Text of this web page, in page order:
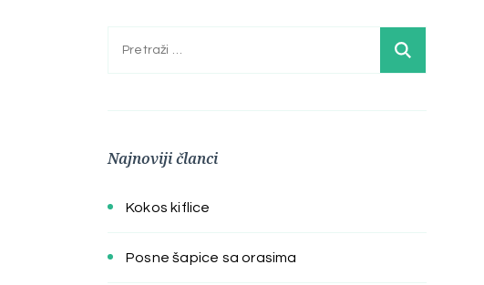
Pretraga:
Najnoviji članci
Kokos kiflice
Posne šapice sa orasima